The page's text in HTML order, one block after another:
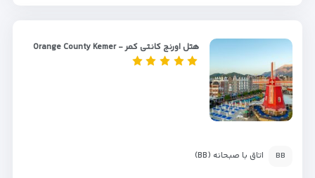
هتل اورنج کانتی کمر - Orange County Kemer
BB اتاق با صبحانه (BB)